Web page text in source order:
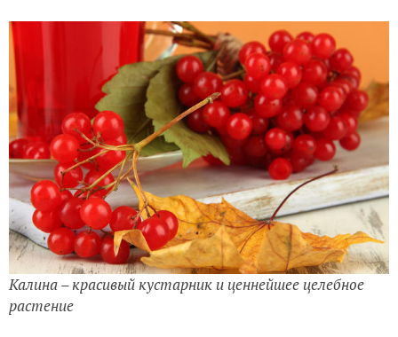
Калина – красивый кустарник и ценнейшее целебное
растение